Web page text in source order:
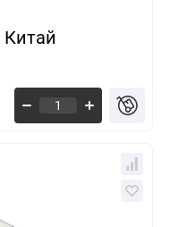
Китай